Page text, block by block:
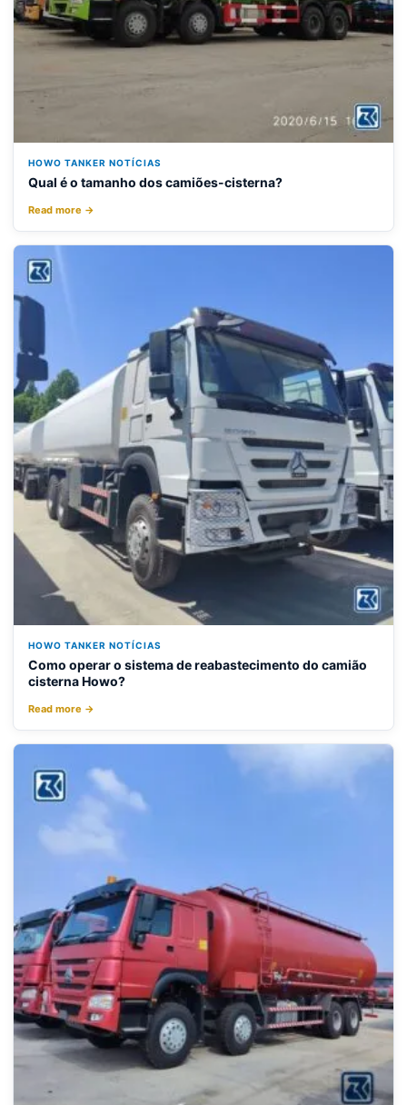
HOWO TANKER NOTÍCIAS
Qual é o tamanho dos camiões-cisterna?
Read more →
HOWO TANKER NOTÍCIAS
Como operar o sistema de reabastecimento do camião
cisterna Howo?
Read more →